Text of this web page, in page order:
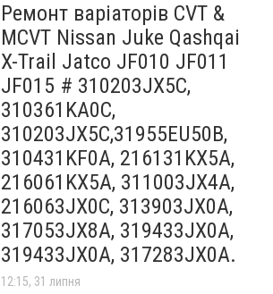
Ремонт варіаторів CVT &
MCVT Nissan Juke Qashqai
X-Trail Jatco JF010 JF011
JF015 # 310203JX5C,
310361KA0C,
310203JX5C,31955EU50B,
310431KF0A, 216131KX5A,
216061KX5A, 311003JX4A,
216063JX0C, 313903JX0A,
317053JX8A, 319433JX0A,
319433JX0A, 317283JX0A.
12:15, 31 липня